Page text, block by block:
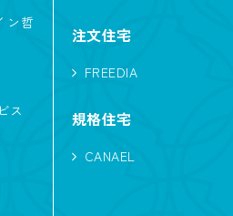
犬と暮らす
ホテルライク
エアシス
ン哲
ス
注文住宅
FREEDIA
規格住宅
CANAEL